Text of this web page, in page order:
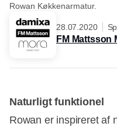
Rowan Køkkenarmatur.
28.07.2020
FM Mattsson
Naturligt funktionel
Rowan er inspireret af